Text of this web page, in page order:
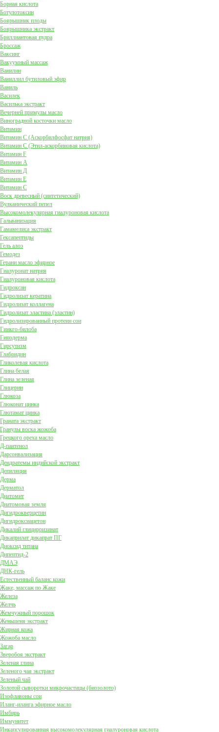
Борная кислота
Ботулотоксин
Боярышник плоды
Боярышника экстракт
Бриллиантовая пудра
Броссаж
Ваксинг
Вакуумный массаж
Ванилин
Ваниллил бутиловый эфир
Ваниль
Василек
Василька экстракт
Вечерней примулы масло
Виноградной косточки масло
Витамин
Витамин C (Аскорбилфосфат натрия)
Витамин C (Этил-аскорбиновая кислота)
Витамин F
Витамин А
Витамин Д
Витамин Е
Витамин С
Воск древесный (синтетический)
Вулканический пепел
Высокомолекулярная гиалуроновая кислота
Гальванизация
Гамамелиса экстракт
Гексапептиды
Гель алоэ
Гемодез
Герани масло эфирное
Гиалуронат натрия
Гиалуроновая кислота
Гидроксан
Гидролизат кератина
Гидролизат коллагена
Гидролизат эластина (эластин)
Гидролизированный протеин сои
Гинкго-билоба
Гиподерма
Гирсутизм
Глабридин
Гликолевая кислота
Глина белая
Глина зеленая
Глицерин
Глюкоза
Глюконат цинка
Глютамат цинка
Граната экстракт
Гранулы воска жожоба
Грецкого ореха масло
Д-пантенол
Дарсонвализация
Дендратемы индийской экстракт
Депиляция
Дерма
Дерматол
Диатомит
Диатомовая земля
Дигидрокверцетин
Дигидроксиацетон
Дикалий глицирризинат
Дикаприлат дикапрат ПГ
Диоксид титана
Дипептид-2
ДМАЭ
ДНК-гель
Естественный баланс кожи
Жаке, массаж по Жаке
Железа
Желчь
Жемчужный порошок
Женьшеня экстракт
Жирная кожа
Жожоба масло
Загар
Зверобоя экстракт
Зеленая глина
Зеленого чая экстракт
Зеленый чай
Золотой сыворотки микрочастицы (биозолото)
Изофлавоны сои
Иланг-иланга эфирное масло
Имбирь
Иммунитет
Инкапсулированная высокомолекулярная гиалуроновая кислота